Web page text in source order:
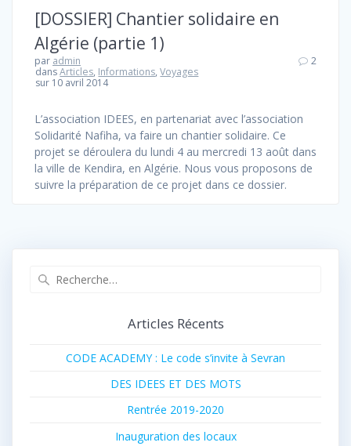
[DOSSIER] Chantier solidaire en
Algérie (partie 1)
par admin
dansArticles, Informations,Voyages
sur 10 avril 2014
2
L’association IDEES, en partenariat avec l’association
Solidarité Nafiha, va faire un chantier solidaire. Ce
projet se déroulera du lundi 4 au mercredi 13 août dans
la ville de Kendira, en Algérie. Nous vous proposons de
suivre la préparation de ce projet dans ce dossier.
Articles Récents
CODE ACADEMY : Le code s’invite à Sevran
DES IDEES ET DES MOTS
Rentrée 2019-2020
Inauguration des locaux